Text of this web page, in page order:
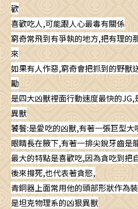
歡
喜歡吃人,可能跟人心最毒有關係
窮奇常飛到有爭執的地方,把有理的
來
如果有人作惡,窮奇會把抓到的野獸
勵
是四大凶獸裡面行動速度最快的
異獸
饕餮:是愛吃的凶獸,有著一張巨型大
眼睛長在腋下,有著一排尖銳牙齒是
最大的特點是喜歡吃,因為貪吃到把
後來撐死,也代表著貪慾,
青銅器上面常用他的頭部形狀作為
是坦克物理系的凶狠異獸